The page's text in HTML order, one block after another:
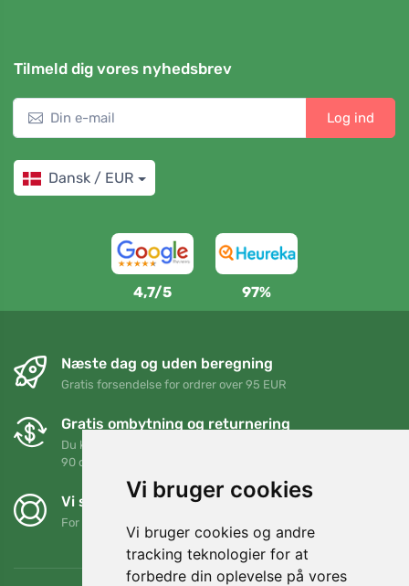
Vi bruger cookies
Vi bruger cookies og andre
tracking teknologier for at
forbedre din oplevelse på vores
Tilmeld dig vores nyhedsbrev
Log ind
Dansk / EUR
4,7/5 97%
Næste dag og uden beregning
Gratis forsendelse for ordrer over 95 EUR
Gratis ombytning og returnering
Du kan returnere eller bytte din ordre når som helst inden for
90 dage
Vi støtter Trees.org
For hver ordre planter vi et træ! Læs mere